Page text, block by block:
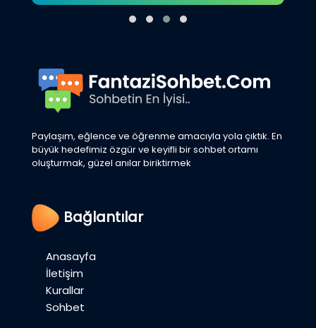
Paylaşım, eğlence ve öğrenme amacıyla yola çıktık. En
büyük hedefimiz özgür ve keyifli bir sohbet ortamı
oluşturmak, güzel anılar biriktirmek
Bağlantılar
Anasayfa
İletişim
Kurallar
Sohbet